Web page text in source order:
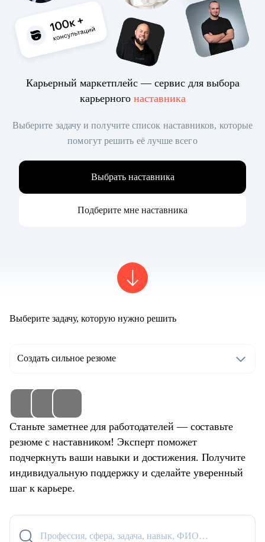
Карьерный маркетплейс — сервис для выбора
карьерного наставника
Выберите задачу и получите список наставников, которые
помогут решить её лучше всего
Выбрать наставника
Подберите мне наставника
Выберите задачу, которую нужно решить
Создать сильное резюме
Станьте заметнее для работодателей — составьте
резюме с наставником! Эксперт поможет
подчеркнуть ваши навыки и достижения. Получите
индивидуальную поддержку и сделайте уверенный
шаг к карьере.
Профессия, сфера, задача, навык, ФИО…